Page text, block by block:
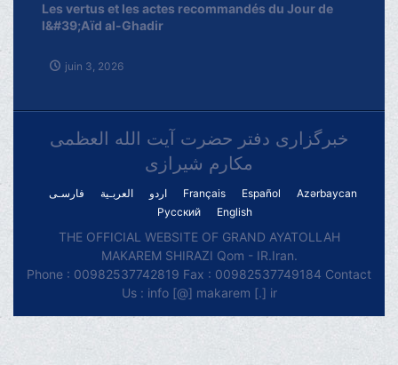
Les vertus et les actes recommandés du Jour de
l&#39;Aïd al-Ghadir
juin 3, 2026
خبرگزاری دفتر حضرت آیت الله العظمی
مکارم شیرازی
فارسـی العربـیة اردو Français Español
Azərbaycan
Русский
English
THE OFFICIAL WEBSITE OF GRAND AYATOLLAH
MAKAREM SHIRAZI Qom - IR.Iran.
Phone : 00982537742819 Fax : 00982537749184 Contact
Us : info [@] makarem [.] ir